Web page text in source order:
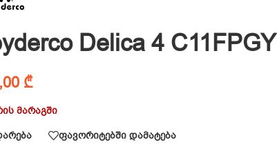
Delica 4 C11FPGY
₾
მარაგში
ფავორიტებში დამატება